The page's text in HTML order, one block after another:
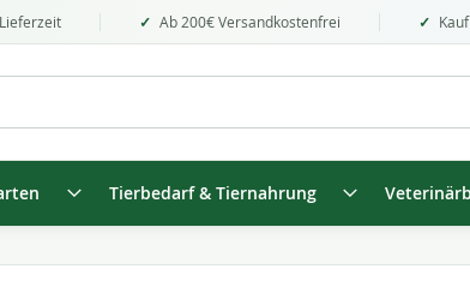
Ab 200€ Versandkostenfrei
Tierbedarf & Tiernahrung